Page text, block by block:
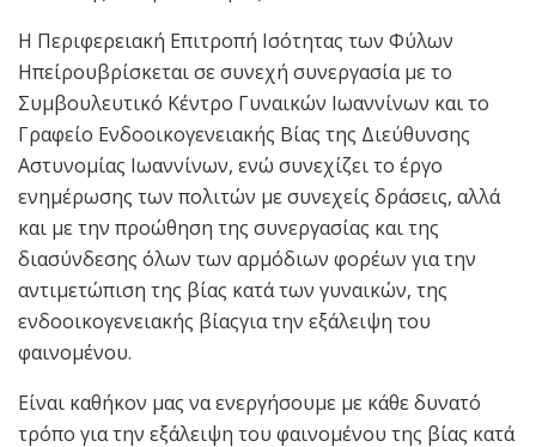
Η Περιφερειακή Επιτροπή Ισότητας των Φύλων
Ηπείρουβρίσκεται σε συνεχή συνεργασία με το
Συμβουλευτικό Κέντρο Γυναικών Ιωαννίνων και το
Γραφείο Ενδοοικογενειακής Βίας της Διεύθυνσης
Αστυνομίας Ιωαννίνων, ενώ συνεχίζει το έργο
ενημέρωσης των πολιτών με συνεχείς δράσεις, αλλά
και με την προώθηση της συνεργασίας και της
διασύνδεσης όλων των αρμόδιων φορέων για την
αντιμετώπιση της βίας κατά των γυναικών, της
ενδοοικογενειακής βίαςγια την εξάλειψη του
φαινομένου.
Είναι καθήκον μας να ενεργήσουμε με κάθε δυνατό
τρόπο για την εξάλειψη του φαινομένου της βίας κατά